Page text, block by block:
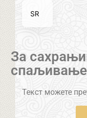
За
Текст можете
SR
EN